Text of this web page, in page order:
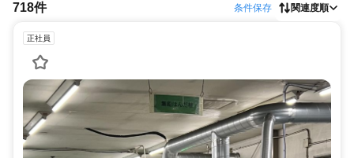
718件 条件保存 関連度順
正社員